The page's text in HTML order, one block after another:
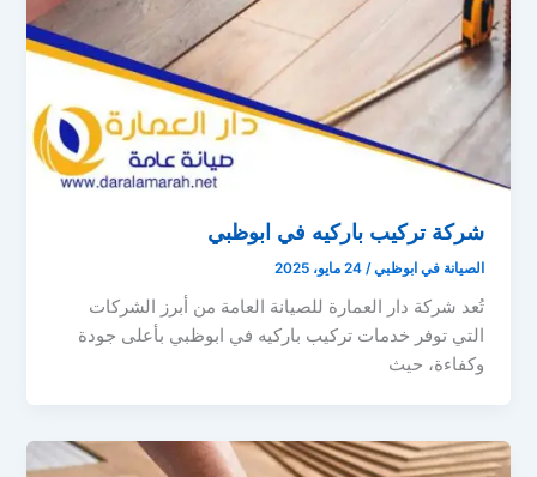
شركة تركيب باركيه في ابوظبي
الصيانة في ابوظبي/24 مايو، 2025
تُعد شركة دار العمارة للصيانة العامة من أبرز الشركات
التي توفر خدمات تركيب باركيه في ابوظبي بأعلى جودة
وكفاءة، حيث